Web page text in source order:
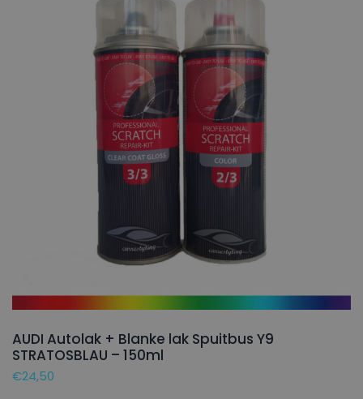
AUDI Autolak + Blanke lak Spuitbus Y9
STRATOSBLAU – 150ml
€24,50